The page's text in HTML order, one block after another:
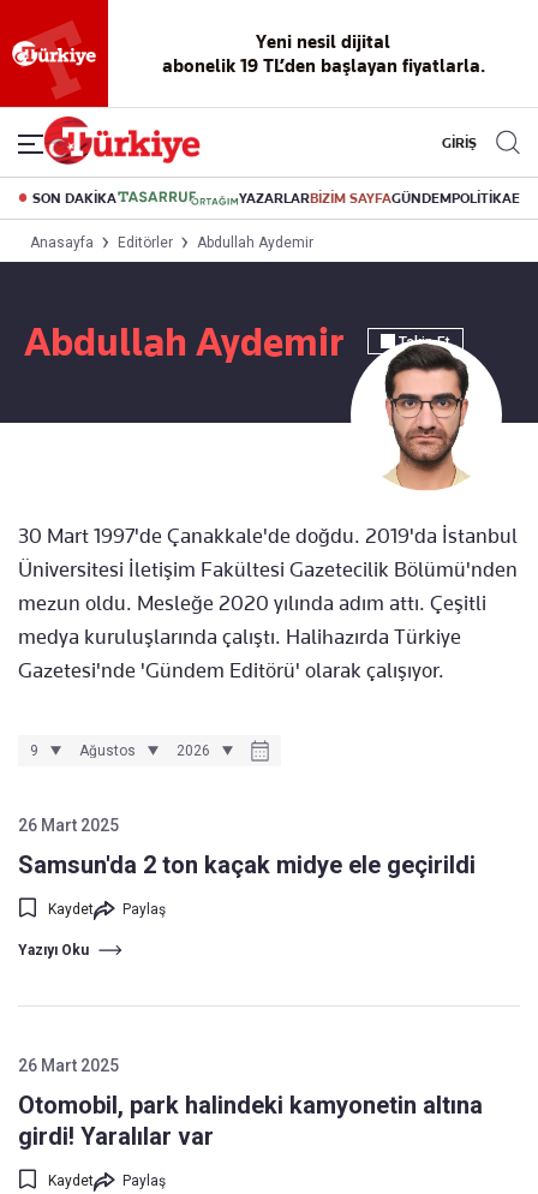
Yeni nesil dijital
abonelik 19 TL’den başlayan fiyatlarla.
GİRİŞ
SON DAKİKA YAZARLARBİZİM SAYFAGÜNDEMPOLİTİKA
Anasayfa Editörler Abdullah Aydemir
Abdullah Aydemir Takip Et
30 Mart 1997'de Çanakkale'de doğdu. 2019'da İstanbul
Üniversitesi İletişim Fakültesi Gazetecilik Bölümü'nden
mezun oldu. Mesleğe 2020 yılında adım attı. Çeşitli
medya kuruluşlarında çalıştı. Halihazırda Türkiye
Gazetesi'nde 'Gündem Editörü' olarak çalışıyor.
26 Mart 2025
Samsun'da 2 ton kaçak midye ele geçirildi
Kaydet Paylaş
Yazıyı Oku
26 Mart 2025
Otomobil, park halindeki kamyonetin altına
girdi! Yaralılar var
Kaydet Paylaş